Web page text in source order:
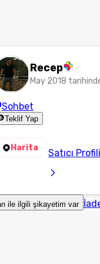
Recep
May 2018
Sohbet
Teklif Yap
Harita Satıcı Profili
ile ilgili şikayetim var